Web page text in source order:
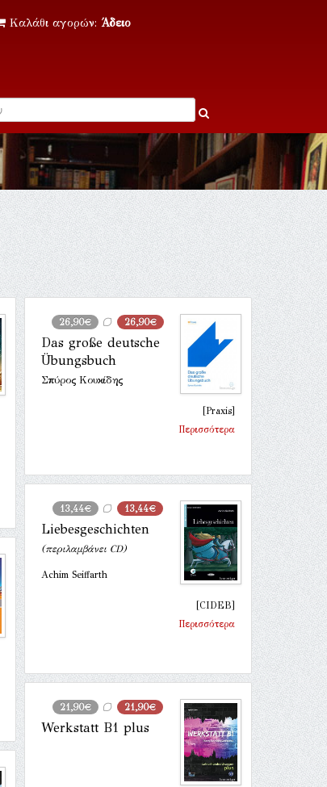
Καλάθι αγορών: Άδειο
26,90€ 26,90€
Das große deutsche
Übungsbuch
Σπύρος Κουκίδης
[Praxis]
Περισσότερα
13,44€ 13,44€
Liebesgeschichten
(περιλαμβάνει CD)
Achim Seiffarth
[CIDEB]
Περισσότερα
21,90€
21,90€
Werkstatt B1 plus